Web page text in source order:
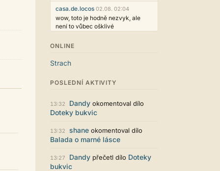
casa.de.locos 02.08. 02:04
wow, toto je hodně nezvyk, ale
není to vůbec ošklivé
Už i počet přečtení jde vidět,
reklama co zasahovala do chatu je
myslím také už v pořádku,
Líbí se mi tmavá varianta nového
vzhledu. Na některých místech
jsou sice mezi prvky příliš velké
určitě to půjde upravit místním
stylem... Celkově je styl dobře
puero
ONLINE
Strach
POSLEDNÍ AKTIVITY
13:32 Dandy okomentoval dílo
Doteky bukvic
13:32 shane okomentoval dílo
Balada o marné lásce
13:27 Dandy přečetl dílo Doteky
bukvic